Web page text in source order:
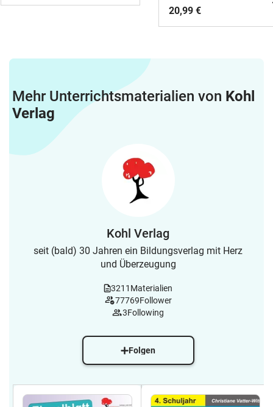
Videos zur
Veranschaulichung –
aktualisierte
20,99 €
Mehr Unterrichtsmaterialien von Kohl
Verlag
Kohl Verlag
seit (bald) 30 Jahren ein Bildungsverlag mit Herz
und Überzeugung
3211 Materialien
77769Follower
3Following
Folgen